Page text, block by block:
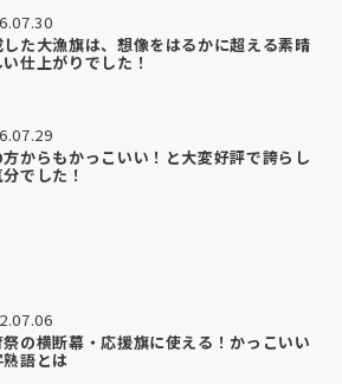
乗り出して見ているほどで、
がより強くなったように感じていま
ら先も長くチームを支えてくれる存在
。
、すべてにおいて大満足です。
ら、ぜひお願いさせていただきたいで
た大漁旗は、想像をはるかに超える素晴
仕上がりでした！
からもかっこいい！と大変好評で誇らし
でした！
の横断幕・応援旗に使える！かっこいい
熟語とは